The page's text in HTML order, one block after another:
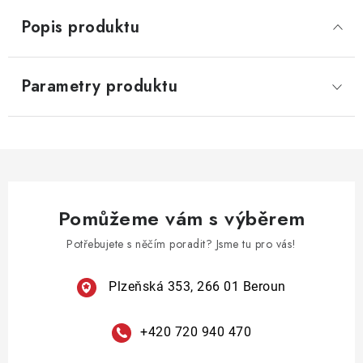
Popis produktu
Parametry produktu
Pomůžeme vám s výběrem
Potřebujete s něčím poradit? Jsme tu pro vás!
Plzeňská 353, 266 01 Beroun
+420 720 940 470